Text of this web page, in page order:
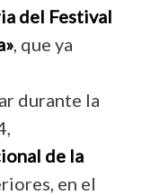
del Festival
, que ya
durante la
de la
en el